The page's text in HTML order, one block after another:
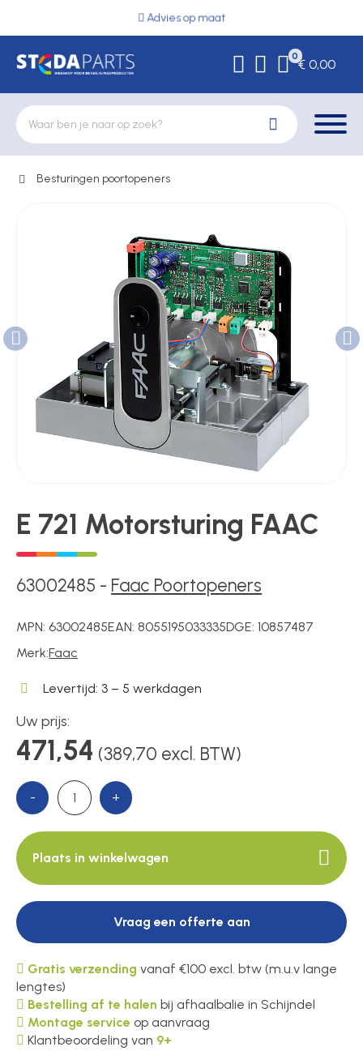
Advies op maat
0
€ 0,00
Deurbeslag
Elektrische vergrendeling
Hekwerkonderdelen
Poortonderdelen
Toegangscontrole
Toegangsverlening
Voedingen
Over ons
Besturingen poortopeners
E 721 Motorsturing FAAC
63002485 - Faac Poortopeners
MPN: 63002485EAN:8055195033335DGE:10857487
Merk:Faac
Levertijd: 3 – 5 werkdagen
Uw prijs:
471,54 (389,70 excl. BTW)
- +
Plaats in winkelwagen
Vraag een offerte aan
Gratis verzending vanaf €100 excl. btw (m.u.v lange
lengtes)
Bestelling af te halen bij afhaalbalie in Schijndel
Montage service op aanvraag
Klantbeoordeling van 9+